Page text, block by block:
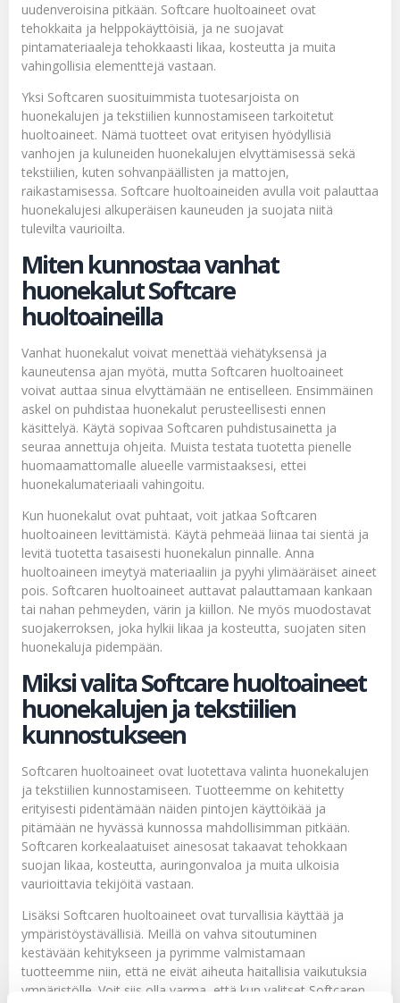
uudenveroisina pitkään. Softcare huoltoaineet ovat
tehokkaita ja helppokäyttöisiä, ja ne suojavat
pintamateriaaleja tehokkaasti likaa, kosteutta ja muita
vahingollisia elementtejä vastaan.
Yksi Softcaren suosituimmista tuotesarjoista on
huonekalujen ja tekstiilien kunnostamiseen tarkoitetut
huoltoaineet. Nämä tuotteet ovat erityisen hyödyllisiä
vanhojen ja kuluneiden huonekalujen elvyttämisessä sekä
tekstiilien, kuten sohvanpäällisten ja mattojen,
raikastamisessa. Softcare huoltoaineiden avulla voit palauttaa
huonekalujesi alkuperäisen kauneuden ja suojata niitä
tulevilta vaurioilta.
Miten kunnostaa vanhat
huonekalut Softcare
huoltoaineilla
Vanhat huonekalut voivat menettää viehätyksensä ja
kauneutensa ajan myötä, mutta Softcaren huoltoaineet
voivat auttaa sinua elvyttämään ne entiselleen. Ensimmäinen
askel on puhdistaa huonekalut perusteellisesti ennen
käsittelyä. Käytä sopivaa Softcaren puhdistusainetta ja
seuraa annettuja ohjeita. Muista testata tuotetta pienelle
huomaamattomalle alueelle varmistaaksesi, ettei
huonekalumateriaali vahingoitu.
Kun huonekalut ovat puhtaat, voit jatkaa Softcaren
huoltoaineen levittämistä. Käytä pehmeää liinaa tai sientä ja
levitä tuotetta tasaisesti huonekalun pinnalle. Anna
huoltoaineen imeytyä materiaaliin ja pyyhi ylimääräiset aineet
pois. Softcaren huoltoaineet auttavat palauttamaan kankaan
tai nahan pehmeyden, värin ja kiillon. Ne myös muodostavat
suojakerroksen, joka hylkii likaa ja kosteutta, suojaten siten
huonekaluja pidempään.
Miksi valita Softcare huoltoaineet
huonekalujen ja tekstiilien
kunnostukseen
Softcaren huoltoaineet ovat luotettava valinta huonekalujen
ja tekstiilien kunnostamiseen. Tuotteemme on kehitetty
erityisesti pidentämään näiden pintojen käyttöikää ja
pitämään ne hyvässä kunnossa mahdollisimman pitkään.
Softcaren korkealaatuiset ainesosat takaavat tehokkaan
suojan likaa, kosteutta, auringonvaloa ja muita ulkoisia
vaurioittavia tekijöitä vastaan.
Lisäksi Softcaren huoltoaineet ovat turvallisia käyttää ja
ympäristöystävällisiä. Meillä on vahva sitoutuminen
kestävään kehitykseen ja pyrimme valmistamaan
tuotteemme niin, että ne eivät aiheuta haitallisia vaikutuksia
ympäristölle. Voit siis olla varma, että kun valitset Softcaren